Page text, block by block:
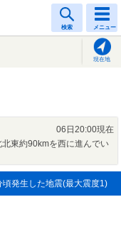
検索 メニュー
現在地
06日20:00現在
東約90kmを西に進んでい
頃発生した地震(最大震度1)